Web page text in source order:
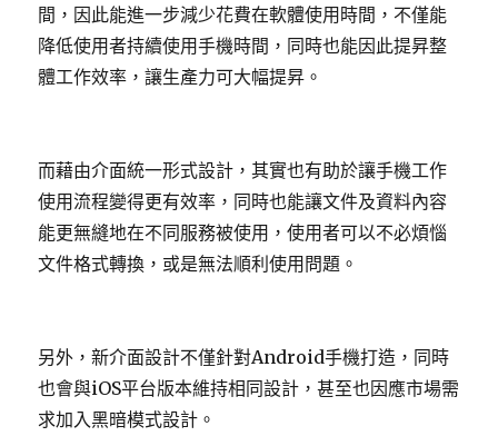
間，因此能進一步減少花費在軟體使用時間，不僅能
降低使用者持續使用手機時間，同時也能因此提昇整
體工作效率，讓生產力可大幅提昇。
而藉由介面統一形式設計，其實也有助於讓手機工作
使用流程變得更有效率，同時也能讓文件及資料內容
能更無縫地在不同服務被使用，使用者可以不必煩惱
文件格式轉換，或是無法順利使用問題。
另外，新介面設計不僅針對Android手機打造，同時
也會與iOS平台版本維持相同設計，甚至也因應市場需
求加入黑暗模式設計。